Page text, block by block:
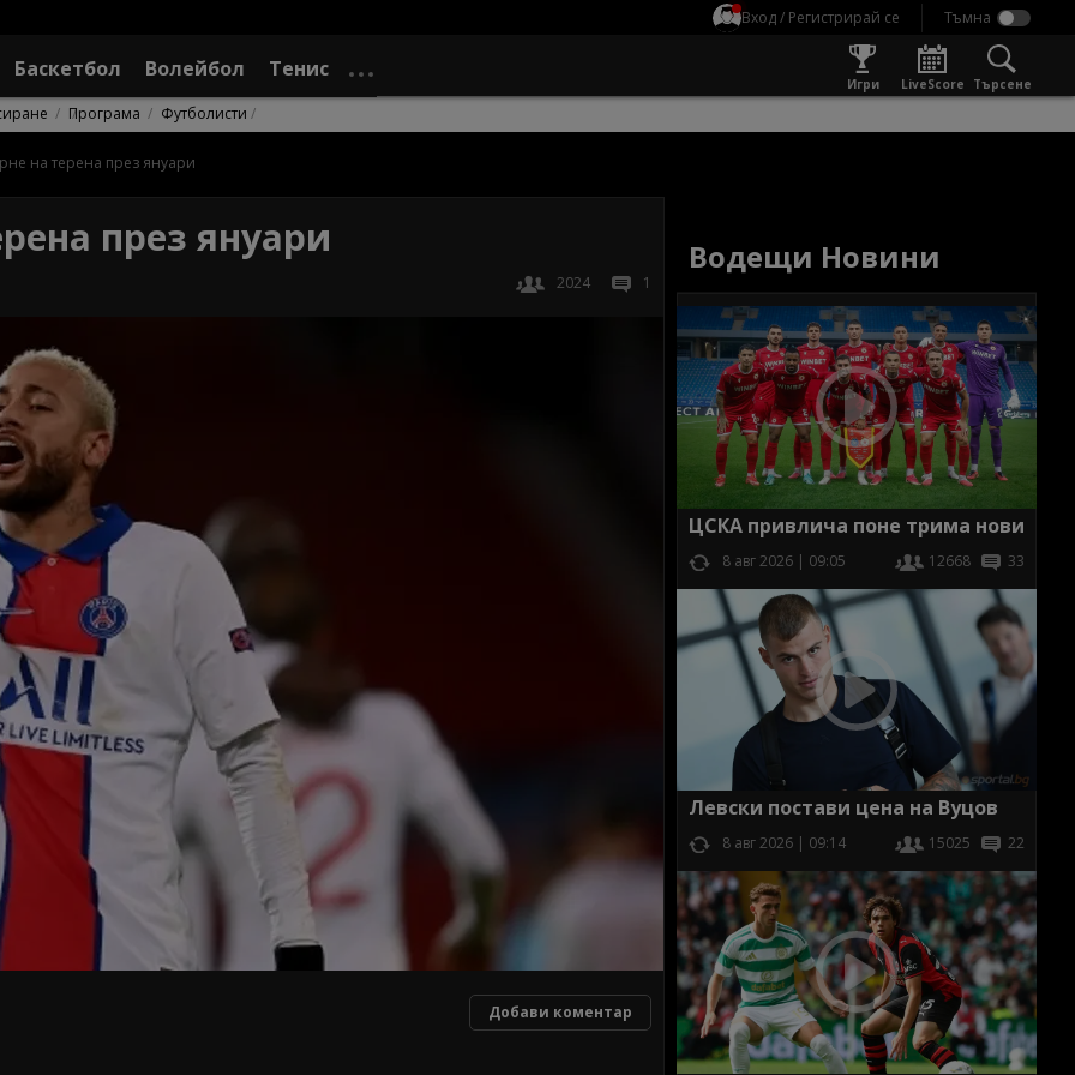
Вход / Регистрирай се
Баскетбол Волейбол Тенис
Игри LiveScore Търсене
Програма Футболисти
на терена през януари
през януари
2024 1
Добави коментар
Водещи Новини
ЦСКА привлича поне трима нови
8 авг 2026 | 09:05 12668 33
Левски постави цена на Вуцов
8 авг 2026 | 09:14 15025 22